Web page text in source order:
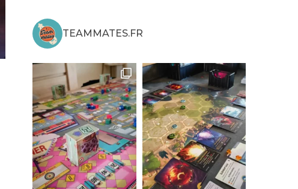
XBox One
XBox Series X|S
TEAMMATES.FR